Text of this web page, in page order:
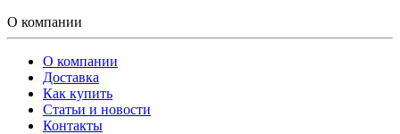
О компании
О компании
Доставка
Как купить
Статьи и новости
Контакты